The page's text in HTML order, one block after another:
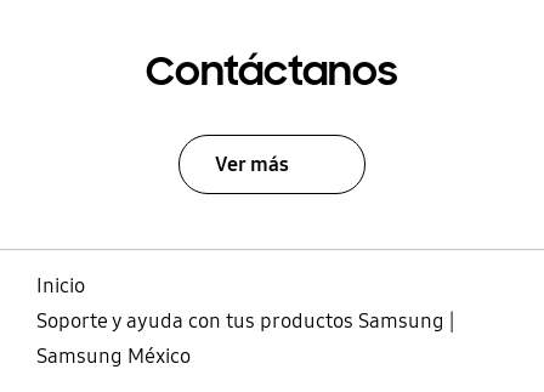
Contáctanos
Ver más
Inicio
Soporte y ayuda con tus productos Samsung |
Samsung México